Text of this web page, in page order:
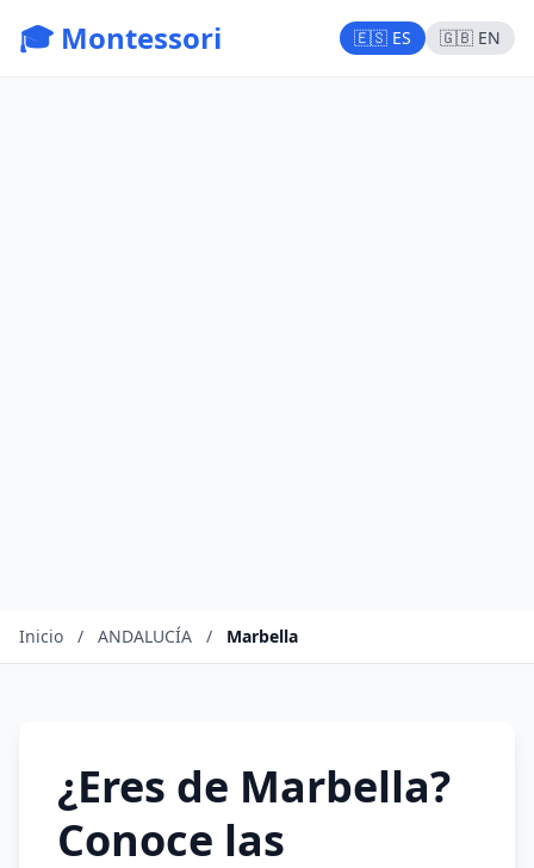
🎓 Montessori 🇪🇸 ES 🇬🇧 EN
Inicio / ANDALUCÍA / Marbella
¿Eres de Marbella?
Conoce las